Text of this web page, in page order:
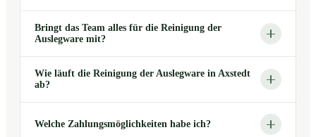
Bringt das Team alles für die Reinigung der
Auslegware mit?
Wie läuft die Reinigung der Auslegware in Axstedt
ab?
Welche Zahlungsmöglichkeiten habe ich?